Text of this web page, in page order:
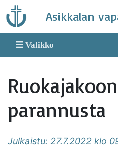
Skip
to
content
Asikkalan
Valikko
Ruokajakoon
parannusta
Julkaistu: 27.7.2022 klo